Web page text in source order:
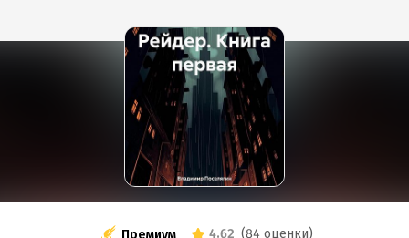
Премиум 4.62 (84 оценки)